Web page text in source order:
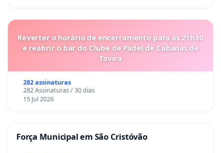
Reverter o horário de encerramento para as 21h30
e reabrir o bar do Clube de Padel de Cabanas de
Tavira
282 assinaturas
282 Assinaturas / 30 dias
15 Jul 2026
Força Municipal em São Cristóvão